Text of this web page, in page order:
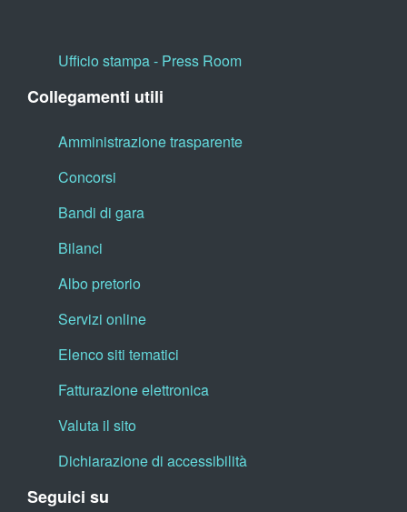
Ufficio stampa - Press Room
Collegamenti utili
Amministrazione trasparente
Concorsi
Bandi di gara
Bilanci
Albo pretorio
Servizi online
Elenco siti tematici
Fatturazione elettronica
Valuta il sito
Dichiarazione di accessibilità
Seguici su